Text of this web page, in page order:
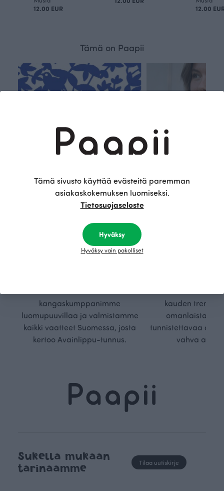
12.00 EUR 12.00
Tämä on Paapii
Kestä
vyys
Olemme aidosti vastuullinen,
kangaskumppanimme
luomupuuvillaa ja valmistamme
kaikki vaatteet Suomessa, josta
kertoo Avainlippu-tunnus.
suunnittelu on
kauden
omanlaista,
tunnistettavaa
vahva
Sukella mukaan
tarinaamme
Tilaa uutiskirje
Tämä sivusto käyttää evästeitä paremman
asiakaskokemuksen luomiseksi.
Tietosuojaseloste
Hyväksy
Hyväksy vain pakolliset